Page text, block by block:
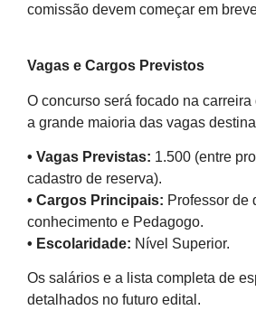
comissão devem começar em
Vagas e Cargos Previstos
O concurso será focado na
a grande maioria das vagas
• Vagas Previstas: 1.500 (entre
cadastro de reserva).
• Cargos Principais: Professor de
conhecimento e Pedagogo.
• Escolaridade: Nível Superior.
Os salários e a lista completa de
detalhados no futuro edital.